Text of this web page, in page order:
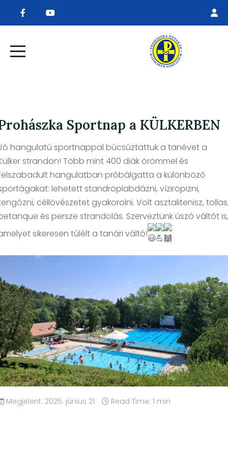
Sportnap a KÜLKERBEN
hangulatú sportnappal búcsúztattuk a tanévet a
strandon! Több mint 400 diák örömmel és
hangulatban próbálgatta a különböző
lehetett standröplabdázni, víziröpizni,
céllövészetet gyakorolni. Volt asztalitenisz,
és persze strandolás. Szerveztünk úszó váltót is,
sikeresen túlélt a tanári váltó!
Megjelent: 2025. június 21 Read Time: 1 min